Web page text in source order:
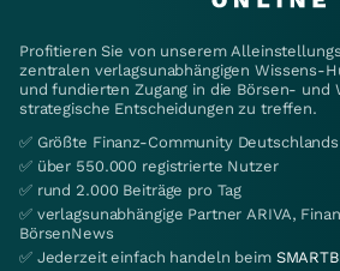
Profitieren Sie von unserem
zentralen verlagsunabhängigen Wissens-
und fundierten Zugang in die Börsen- und
strategische Entscheidungen zu treffen.
✅ Größte Finanz-Community Deutschlands
✅ über 550.000 registrierte Nutzer
✅ rund 2.000 Beiträge pro Tag
✅ verlagsunabhängige Partner ARIVA,
BörsenNews
✅ Jederzeit einfach handeln beim